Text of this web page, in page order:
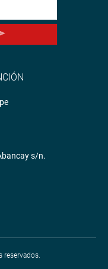
s/n.
reservados.